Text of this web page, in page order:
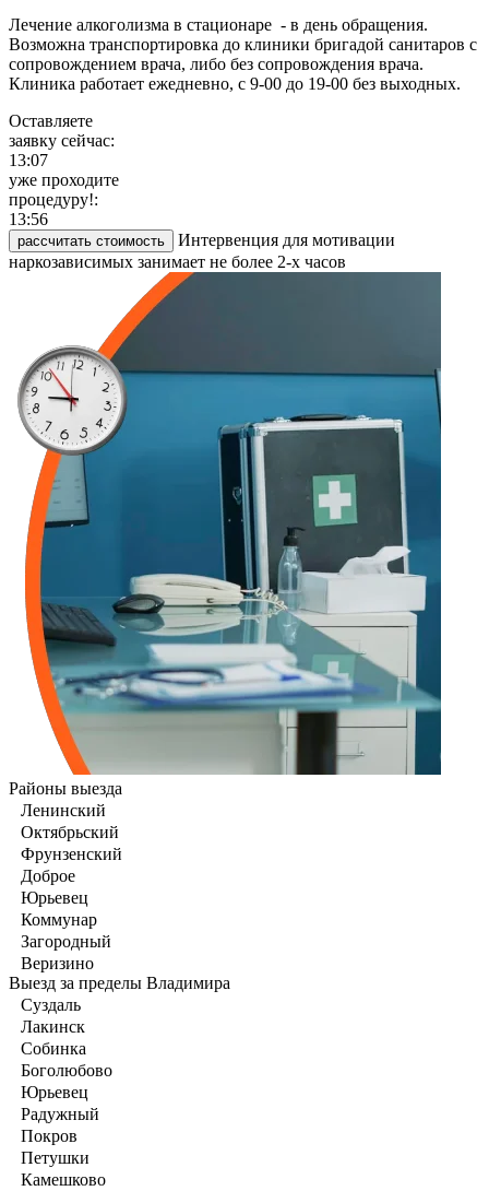
Лечение алкоголизма в стационаре - в день обращения.
Возможна транспортировка до клиники бригадой санитаров с
сопровождением врача, либо без сопровождения врача.
Клиника работает ежедневно, с 9-00 до 19-00 без выходных.
Оставляете
заявку сейчас:
13:07
уже проходите
процедуру!:
13:56
рассчитать стоимость
Интервенция для мотивации
наркозависимых занимает не более 2-х часов
Районы выезда
Ленинский
Октябрьский
Фрунзенский
Доброе
Юрьевец
Коммунар
Загородный
Веризино
Выезд за пределы Владимира
Суздаль
Лакинск
Собинка
Боголюбово
Юрьевец
Радужный
Покров
Петушки
Камешково